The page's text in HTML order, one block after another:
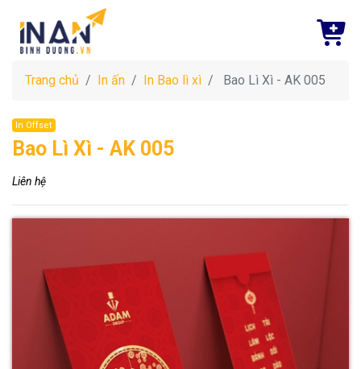
Trang chủ In ấn In Bao lì xì Bao Lì Xì - AK 005
In Offset
Bao Lì Xì - AK 005
Liên hệ